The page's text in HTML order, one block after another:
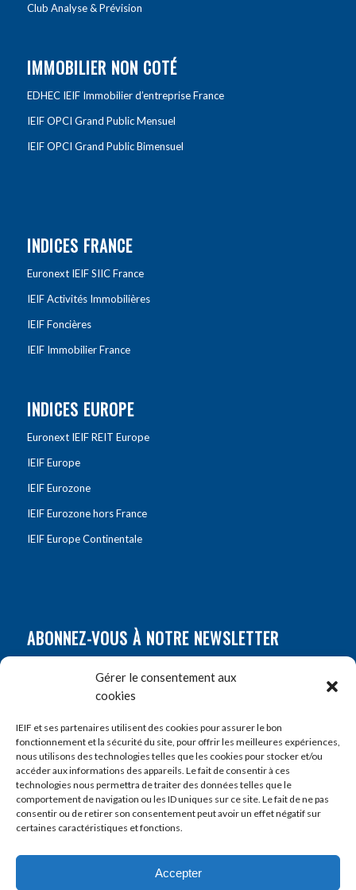
Gérer le consentement aux
cookies
IEIF et ses partenaires utilisent des cookies pour assurer le bon
fonctionnement et la sécurité du site, pour offrir les meilleures expériences,
nous utilisons des technologies telles que les cookies pour stocker et/ou
accéder aux informations des appareils. Le fait de consentir à ces
technologies nous permettra de traiter des données telles que le
comportement de navigation ou les ID uniques sur ce site. Le fait de ne pas
consentir ou de retirer son consentement peut avoir un effet négatif sur
certaines caractéristiques et fonctions.
Accepter
Club Analyse & Prévision
IMMOBILIER NON COTÉ
EDHEC IEIF Immobilier d’entreprise France
IEIF OPCI Grand Public Mensuel
IEIF OPCI Grand Public Bimensuel
INDICES FRANCE
Euronext IEIF SIIC France
IEIF Activités Immobilières
IEIF Foncières
IEIF Immobilier France
INDICES EUROPE
Euronext IEIF REIT Europe
IEIF Europe
IEIF Eurozone
IEIF Eurozone hors France
IEIF Europe Continentale
ABONNEZ-VOUS À NOTRE NEWSLETTER
Prénom*
E-mail*